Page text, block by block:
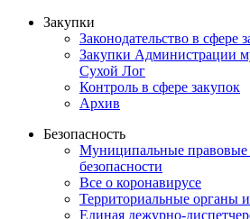
Закупки
Законодательство в сфере
Закупки Администрации
Сухой Лог
Контроль в сфере закупок
Архив
Безопасность
Муниципальные правовые
безопасности
Все о коронавирусе
Территориальные органы и
Единая дежурно-